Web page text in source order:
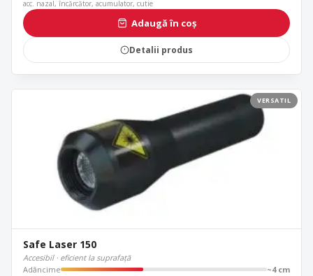
acc. nazal, încărcător, acumulator, cutie
Adaugă în coș
Detalii produs
VERSATIL
Safe Laser 150
Accesibil · eficient la suprafață
Adâncime
~4 cm